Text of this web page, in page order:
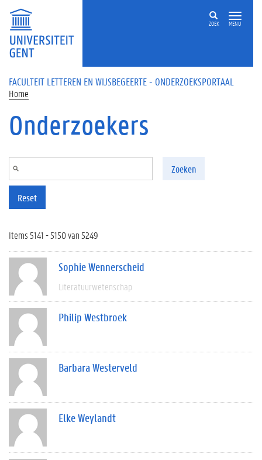
Overslaan en naar de inhoud gaan
ZOEK MENU
FACULTEIT LETTEREN EN WIJSBEGEERTE - ONDERZOEKSPORTAAL
Home
Onderzoekers
Zoeken
Reset
Items 5141 - 5150 van 5249
Sophie Wennerscheid
Literatuurwetenschap
Philip Westbroek
Barbara Westerveld
Elke Weylandt